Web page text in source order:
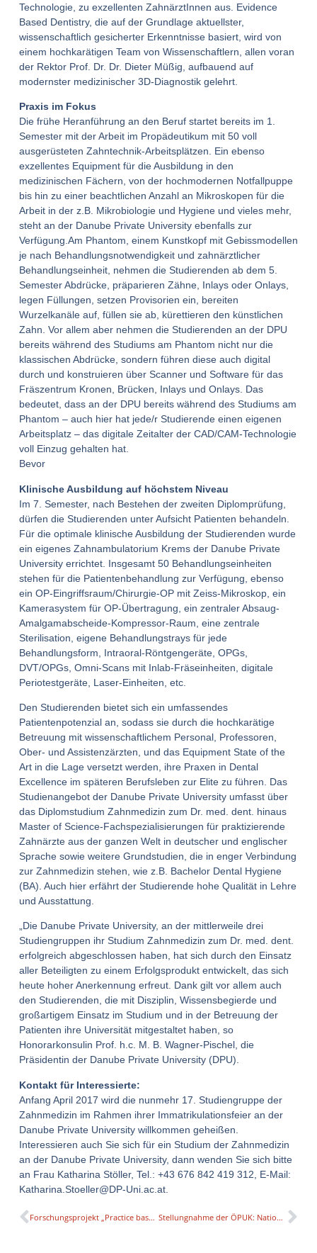
Technologie, zu exzellenten ZahnärztInnen aus. Evidence
Based Dentistry, die auf der Grundlage aktuellster,
wissenschaftlich gesicherter Erkenntnisse basiert, wird von
einem hochkarätigen Team von Wissenschaftlern, allen voran
der Rektor Prof. Dr. Dr. Dieter Müßig, aufbauend auf
modernster medizinischer 3D-Diagnostik gelehrt.
Praxis im Fokus
Die frühe Heranführung an den Beruf startet bereits im 1.
Semester mit der Arbeit im Propädeutikum mit 50 voll
ausgerüsteten Zahntechnik-Arbeitsplätzen. Ein ebenso
exzellentes Equipment für die Ausbildung in den
medizinischen Fächern, von der hochmodernen Notfallpuppe
bis hin zu einer beachtlichen Anzahl an Mikroskopen für die
Arbeit in der z.B. Mikrobiologie und Hygiene und vieles mehr,
steht an der Danube Private University ebenfalls zur
Verfügung.Am Phantom, einem Kunstkopf mit Gebissmodellen
je nach Behandlungsnotwendigkeit und zahnärztlicher
Behandlungseinheit, nehmen die Studierenden ab dem 5.
Semester Abdrücke, präparieren Zähne, Inlays oder Onlays,
legen Füllungen, setzen Provisorien ein, bereiten
Wurzelkanäle auf, füllen sie ab, kürettieren den künstlichen
Zahn. Vor allem aber nehmen die Studierenden an der DPU
bereits während des Studiums am Phantom nicht nur die
klassischen Abdrücke, sondern führen diese auch digital
durch und konstruieren über Scanner und Software für das
Fräszentrum Kronen, Brücken, Inlays und Onlays. Das
bedeutet, dass an der DPU bereits während des Studiums am
Phantom – auch hier hat jede/r Studierende einen eigenen
Arbeitsplatz – das digitale Zeitalter der CAD/CAM-Technologie
voll Einzug gehalten hat.
Bevor
Klinische Ausbildung auf höchstem Niveau
Im 7. Semester, nach Bestehen der zweiten Diplomprüfung,
dürfen die Studierenden unter Aufsicht Patienten behandeln.
Für die optimale klinische Ausbildung der Studierenden wurde
ein eigenes Zahnambulatorium Krems der Danube Private
University errichtet. Insgesamt 50 Behandlungseinheiten
stehen für die Patientenbehandlung zur Verfügung, ebenso
ein OP-Eingriffsraum/Chirurgie-OP mit Zeiss-Mikroskop, ein
Kamerasystem für OP-Übertragung, ein zentraler Absaug-
Amalgamabscheide-Kompressor-Raum, eine zentrale
Sterilisation, eigene Behandlungstrays für jede
Behandlungsform, Intraoral-Röntgengeräte, OPGs,
DVT/OPGs, Omni-Scans mit Inlab-Fräseinheiten, digitale
Periotestgeräte, Laser-Einheiten, etc.
Den Studierenden bietet sich ein umfassendes
Patientenpotenzial an, sodass sie durch die hochkarätige
Betreuung mit wissenschaftlichem Personal, Professoren,
Ober- und Assistenzärzten, und das Equipment State of the
Art in die Lage versetzt werden, ihre Praxen in Dental
Excellence im späteren Berufsleben zur Elite zu führen. Das
Studienangebot der Danube Private University umfasst über
das Diplomstudium Zahnmedizin zum Dr. med. dent. hinaus
Master of Science-Fachspezialisierungen für praktizierende
Zahnärzte aus der ganzen Welt in deutscher und englischer
Sprache sowie weitere Grundstudien, die in enger Verbindung
zur Zahnmedizin stehen, wie z.B. Bachelor Dental Hygiene
(BA). Auch hier erfährt der Studierende hohe Qualität in Lehre
und Ausstattung.
„Die Danube Private University, an der mittlerweile drei
Studiengruppen ihr Studium Zahnmedizin zum Dr. med. dent.
erfolgreich abgeschlossen haben, hat sich durch den Einsatz
aller Beteiligten zu einem Erfolgsprodukt entwickelt, das sich
heute hoher Anerkennung erfreut. Dank gilt vor allem auch
den Studierenden, die mit Disziplin, Wissensbegierde und
großartigem Einsatz im Studium und in der Betreuung der
Patienten ihre Universität mitgestaltet haben, so
Honorarkonsulin Prof. h.c. M. B. Wagner-Pischel, die
Präsidentin der Danube Private University (DPU).
Kontakt für Interessierte:
Anfang April 2017 wird die nunmehr 17. Studiengruppe der
Zahnmedizin im Rahmen ihrer Immatrikulationsfeier an der
Danube Private University willkommen geheißen.
Interessieren auch Sie sich für ein Studium der Zahnmedizin
an der Danube Private University, dann wenden Sie sich bitte
an Frau Katharina Stöller, Tel.: +43 676 842 419 312, E-Mail:
Katharina.Stoeller@DP-Uni.ac.at.
Forschungsprojekt „Practice based Research – Manual & Material Culture“ Stellungnahme der ÖPUK: Nationale Strategie zur sozialen Dimension in der Hochschulbildung